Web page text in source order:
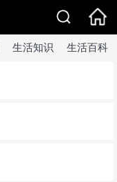
生活知识 生活百科